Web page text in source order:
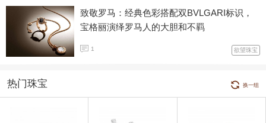
致敬罗马：经典色彩搭配双BVLGARI标识，
宝格丽演绎罗马人的大胆和不羁
1 欲望珠宝
热门珠宝 换一组